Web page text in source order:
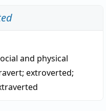
and physical
; extroverted;